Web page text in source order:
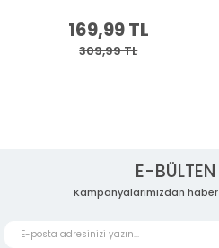
169,99 TL
309,99 TL
E-
Kampanyalarımızdan